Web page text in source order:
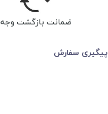
ضمانت بازگشت وجه
پیگیری سفارش